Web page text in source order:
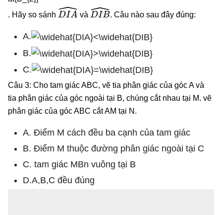
. Hãy so sánh
DIA^
và
DIB^
. Câu nào sau đây đúng:
A.
B.
C.
Câu 3: Cho tam giác ABC, vẽ tia phân giác của góc A và
tia phân giác của góc ngoài tại B, chúng cắt nhau tại M. vẽ
phân giác của góc ABC cắt AM tại N.
A. Điểm M cách đều ba cạnh của tam giác
B. Điểm M thuộc đường phân giác ngoài tại C
C. tam giác MBn vuông tại B
D.A,B,C đều đúng